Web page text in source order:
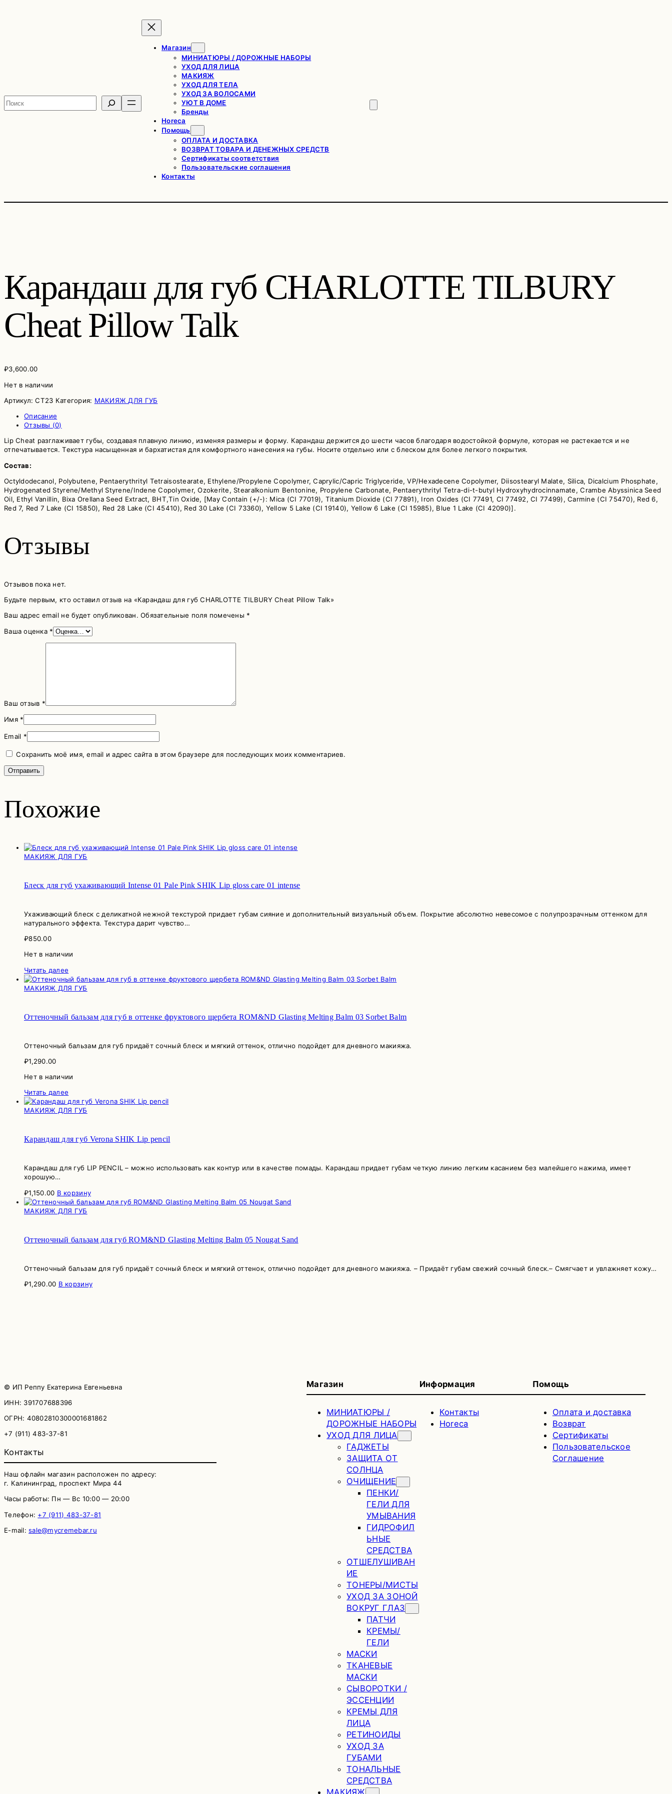
Поиск
Магазин
МИНИАТЮРЫ / ДОРОЖНЫЕ НАБОРЫ
УХОД ДЛЯ ЛИЦА
МАКИЯЖ
УХОД ДЛЯ ТЕЛА
УХОД ЗА ВОЛОСАМИ
УЮТ В ДОМЕ
Бренды
Horeca
Помощь
ОПЛАТА И ДОСТАВКА
ВОЗВРАТ ТОВАРА И ДЕНЕЖНЫХ СРЕДСТВ
Сертификаты соответствия
Пользовательские соглашения
Контакты
Карандаш для губ CHARLOTTE TILBURY
Cheat Pillow Talk
₽3,600.00
Нет в наличии
Артикул:CT23 Категория: МАКИЯЖ ДЛЯ ГУБ
Описание
Отзывы (0)
Lip Cheat разглаживает губы, создавая плавную линию, изменяя размеры и форму. Карандаш держится до шести часов благодаря водостойкой формуле, которая не растекается и не
отпечатывается. Текстура насыщенная и бархатистая для комфортного нанесения на губы. Носите отдельно или с блеском для более легкого покрытия.
Состав:
Octyldodecanol, Polybutene, Pentaerythrityl Tetraisostearate, Ethylene/Propylene Copolymer, Caprylic/Capric Triglyceride, VP/Hexadecene Copolymer, Diisostearyl Malate, Silica, Dicalcium Phosphate,
Hydrogenated Styrene/Methyl Styrene/Indene Copolymer, Ozokerite, Stearalkonium Bentonine, Propylene Carbonate, Pentaerythrityl Tetra-di-t-butyl Hydroxyhydrocinnamate, Crambe Abyssinica Seed
Oil, Ethyl Vanillin, Bixa Orellana Seed Extract, BHT,Tin Oxide, [May Contain (+/-): Mica (CI 77019), Titanium Dioxide (CI 77891), Iron Oxides (CI 77491, CI 77492, CI 77499), Carmine (CI 75470), Red 6,
Red 7, Red 7 Lake (CI 15850), Red 28 Lake (CI 45410), Red 30 Lake (CI 73360), Yellow 5 Lake (CI 19140), Yellow 6 Lake (CI 15985), Blue 1 Lake (CI 42090)].
Отзывы
Отзывов пока нет.
Будьте первым, кто оставил отзыв на «Карандаш для губ CHARLOTTE TILBURY Cheat Pillow Talk»
Ваш адрес email не будет опубликован. Обязательные поля помечены *
Ваша оценка *
Ваш отзыв *
Имя *
Email *
Сохранить моё имя, email и адрес сайта в этом браузере для последующих моих комментариев.
Похожие
МАКИЯЖ ДЛЯ ГУБ
Блеск для губ ухаживающий Intense 01 Pale Pink SHIK Lip gloss care 01 intense
Ухаживающий блеск с деликатной нежной текстурой придает губам сияние и дополнительный визуальный объем. Покрытие абсолютно невесомое с полупрозрачным оттенком для
натурального эффекта. Текстура дарит чувство…
₽850.00
Нет в наличии
Читать далее
МАКИЯЖ ДЛЯ ГУБ
Оттеночный бальзам для губ в оттенке фруктового щербета ROM&ND Glasting Melting Balm 03 Sorbet Balm
Оттеночный бальзам для губ придаёт сочный блеск и мягкий оттенок, отлично подойдет для дневного макияжа.
₽1,290.00
Нет в наличии
Читать далее
МАКИЯЖ ДЛЯ ГУБ
Карандаш для губ Verona SHIK Lip pencil
Карандаш для губ LIP PENCIL – можно использовать как контур или в качестве помады. Карандаш придает губам четкую линию легким касанием без малейшего нажима, имеет
хорошую…
₽1,150.00 В корзину
МАКИЯЖ ДЛЯ ГУБ
Оттеночный бальзам для губ ROM&ND Glasting Melting Balm 05 Nougat Sand
Оттеночный бальзам для губ придаёт сочный блеск и мягкий оттенок, отлично подойдет для дневного макияжа. – Придаёт губам свежий сочный блеск.– Смягчает и увлажняет кожу…
₽1,290.00 В корзину
© ИП Реппу Екатерина Евгеньевна
ИНН: 391707688396
ОГРН: 40802810300001681862
+7 (911) 483-37-81
Контакты
Наш офлайн магазин расположен по адресу:
г. Калининград, проспект Мира 44
Часы работы: Пн — Вс 10:00 — 20:00
Телефон: +7 (911) 483-37-81
E-mail:sale@mycremebar.ru
Магазин
МИНИАТЮРЫ /
ДОРОЖНЫЕ НАБОРЫ
УХОД ДЛЯ ЛИЦА
ГАДЖЕТЫ
ЗАЩИТА ОТ
СОЛНЦА
ОЧИЩЕНИЕ
ПЕНКИ/
ГЕЛИ ДЛЯ
УМЫВАНИЯ
ГИДРОФИЛ
ЬНЫЕ
СРЕДСТВА
ОТШЕЛУШИВАН
ИЕ
ТОНЕРЫ/МИСТЫ
УХОД ЗА ЗОНОЙ
ВОКРУГ ГЛАЗ
ПАТЧИ
КРЕМЫ/
ГЕЛИ
МАСКИ
ТКАНЕВЫЕ
МАСКИ
СЫВОРОТКИ /
ЭССЕНЦИИ
КРЕМЫ ДЛЯ
ЛИЦА
РЕТИНОИДЫ
УХОД ЗА
ГУБАМИ
ТОНАЛЬНЫЕ
СРЕДСТВА
МАКИЯЖ
Информация
Контакты
Horeca
Помощь
Оплата и доставка
Возврат
Сертификаты
Пользовательское
Соглашение